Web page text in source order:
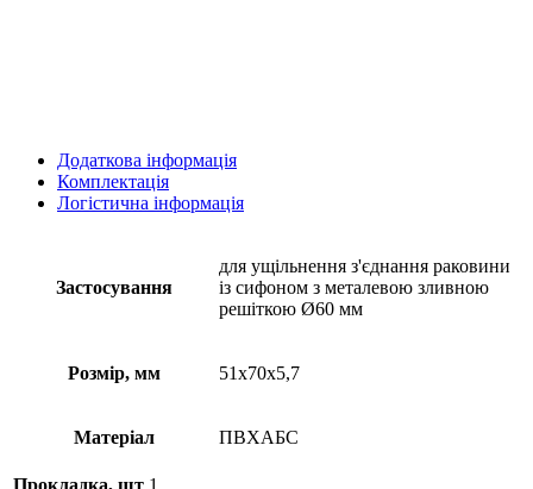
Додаткова інформація
Комплектація
Логістична інформація
Застосування
для ущільнення з'єднання раковини
із сифоном з металевою зливною
решіткою Ø60 мм
Розмір, мм 51х70х5,7
Матеріал ПВХАБС